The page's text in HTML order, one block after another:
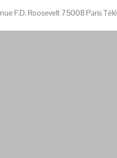
F.D. Roosevelt 75008 Paris